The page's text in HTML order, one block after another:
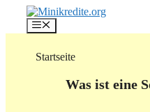
Inhalt
springen
Menü
Startseite
Was ist eine